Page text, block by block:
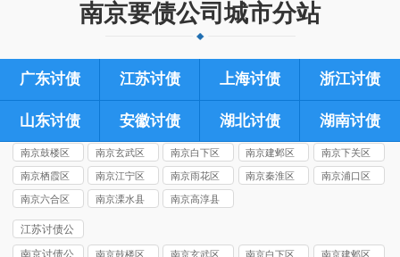
南京要债公司城市分站
广东讨债 江苏讨债 上海讨债 浙江讨债
山东讨债 安徽讨债 湖北讨债 湖南讨债
南京鼓楼区
讨债公司
南京玄武区
讨债公司
南京白下区
讨债公司
南京建邺区
讨债公司
南京下关区
讨债公司
南京栖霞区
讨债公司
南京江宁区
讨债公司
南京雨花区
讨债公司
南京秦淮区
南京浦口区
南京六合区
讨债公司
南京溧水县
南京高淳县
江苏讨债公
司
南京讨债公
南京鼓楼区
南京玄武区
南京白下区
南京建邺区